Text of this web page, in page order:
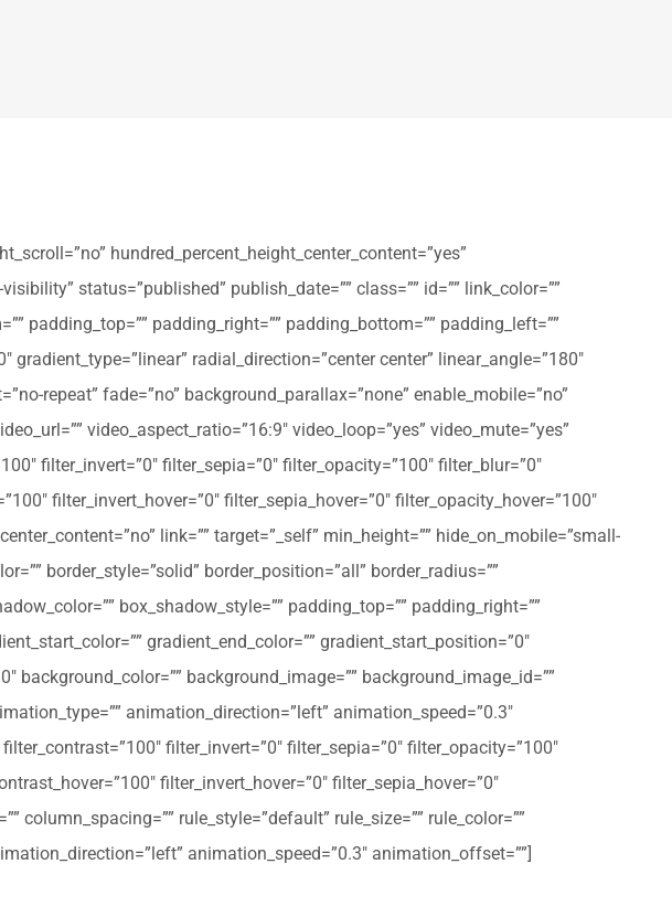
hundred_percent_height_center_content=”yes”
status=”published” publish_date=”” class=”” id=”” link_color=””
padding_top=”” padding_right=”” padding_bottom=”” padding_left=””
radial_direction=”center center” linear_angle=”180″
repeat” fade=”no” background_parallax=”none” enable_mobile=”no”
video_aspect_ratio=”16:9″ video_loop=”yes” video_mute=”yes”
filter_invert=”0″ filter_sepia=”0″ filter_opacity=”100″ filter_blur=”0″
filter_invert_hover=”0″ filter_sepia_hover=”0″ filter_opacity_hover=”100″
link=”” target=”_self” min_height=”” hide_on_mobile=”small-
border_style=”solid” border_position=”all” border_radius=””
box_shadow_style=”” padding_top=”” padding_right=””
gradient_end_color=”” gradient_start_position=”0″
background_color=”” background_image=”” background_image_id=””
animation_direction=”left” animation_speed=”0.3″
filter_invert=”0″ filter_sepia=”0″ filter_opacity=”100″
filter_invert_hover=”0″ filter_sepia_hover=”0″
column_spacing=”” rule_style=”default” rule_size=”” rule_color=””
animation_speed=”0.3″ animation_offset=””]